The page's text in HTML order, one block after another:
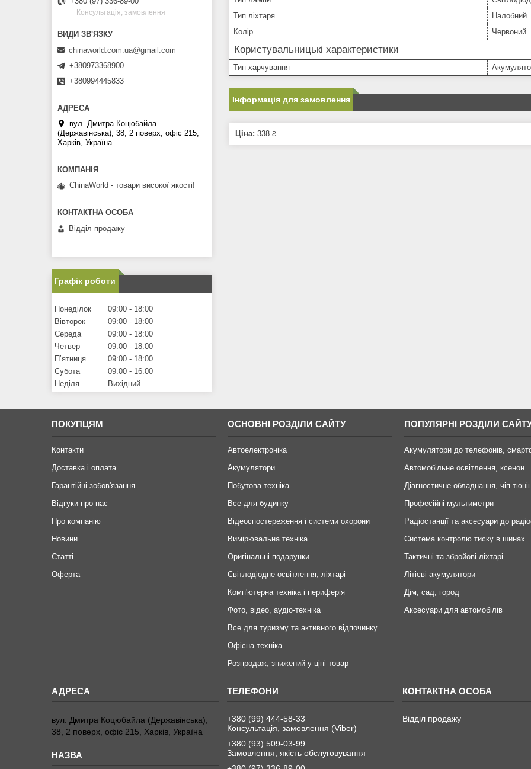
Тип ліхтаря
Налобний
Колір
Червоний
Користувальницькі характеристики
Тип харчування
Інформація для замовлення
Ціна: 338 ₴
Консультація, замовлення
chinaworld.com.ua@gmail.com
+380973368900
+380994445833
вул. Дмитра Коцюбайла
(Державінська), 38, 2 поверх, офіс 215,
Харків, Україна
ChinaWorld - товари високої якості!
Відділ продажу
Графік роботи
Понеділок 09:00
18:00
Вівторок
09:00
18:00
Середа
09:00
18:00
Четвер
09:00
18:00
Пʼятниця
09:00
18:00
Субота
09:00
16:00
Неділя
Вихідний
ПОКУПЦЯМ
Контакти
Доставка і оплата
Гарантійні зобов'язання
Відгуки про нас
Про компанію
Новини
Статті
Оферта
ОСНОВНІ РОЗДІЛИ САЙТУ
Автоелектроніка
Акумулятори
Побутова техніка
Все для будинку
Відеоспостереження і системи охорони
Вимірювальна техніка
Оригінальні подарунки
Світлодіодне освітлення, ліхтарі
Комп'ютерна техніка і периферія
Фото, відео, аудіо-техніка
Все для туризму та активного відпочинку
Офісна техніка
Розпродаж, знижений у ціні товар
ПОПУЛЯРНІ РОЗДІЛИ
Акумулятори до телефонів,
Автомобільне освітлення, ксенон
Діагностичне обладнання, чіп-
Професійні мультиметри
Радіостанції та аксесуари до
Система контролю тиску в шинах
Тактичні та збройові ліхтарі
Літієві акумулятори
Дім, сад, город
Аксесуари для автомобілів
вул. Дмитра Коцюбайла (Державінська),
38, 2 поверх, офіс 215, Харків, Україна
+380 (99) 444-58-33
Консультація, замовлення (Viber)
+380 (93) 509-03-99
Замовлення, якість обслуговування
Відділ продажу